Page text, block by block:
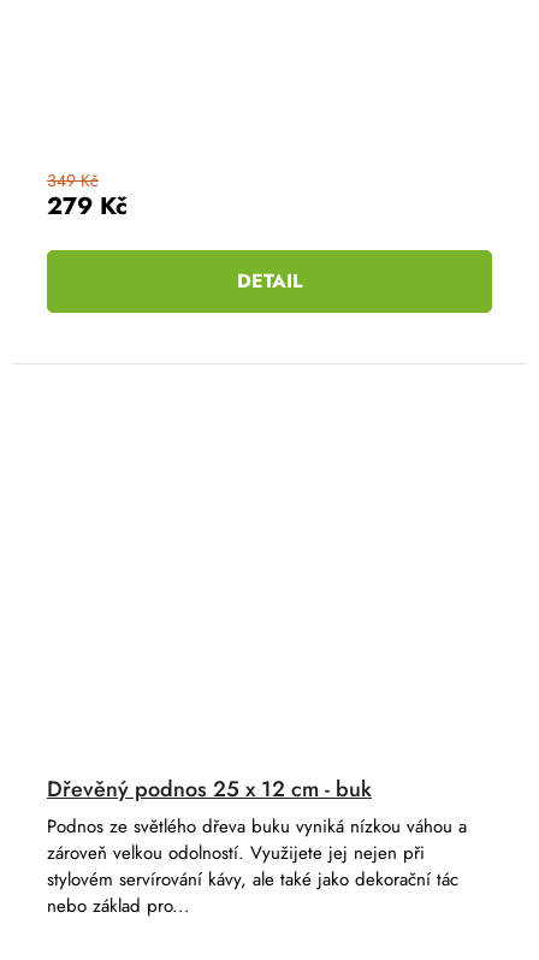
279 Kč
349 Kč
DETAIL
Dřevěný podnos 25 x 12 cm - buk
Podnos ze světlého dřeva buku vyniká nízkou váhou a
zároveň velkou odolností. Využijete jej nejen při
stylovém servírování kávy, ale také jako dekorační tác
nebo základ pro...